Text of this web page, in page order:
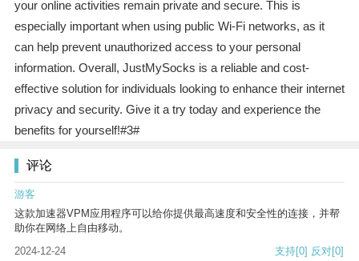
your online activities remain private and secure. This is
especially important when using public Wi-Fi networks, as it
can help prevent unauthorized access to your personal
information. Overall, JustMySocks is a reliable and cost-
effective solution for individuals looking to enhance their internet
privacy and security. Give it a try today and experience the
benefits for yourself!#3#
评论
游客
这款加速器VPM应用程序可以给你提供最高速度和安全性的连接，并帮
助你在网络上自由移动。
2024-12-24
支持[0] 反对[0]